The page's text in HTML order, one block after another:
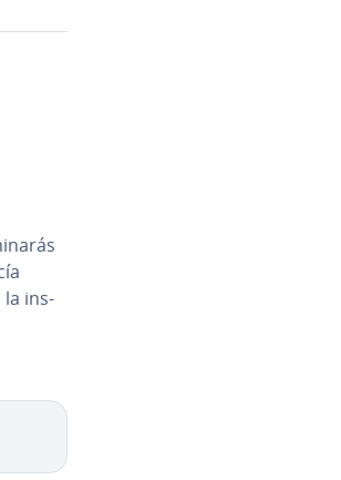
la in­s­